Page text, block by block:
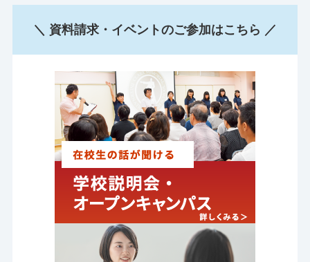
＼ 資料請求・イベントのご参加はこちら ／